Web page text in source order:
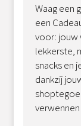
Waag een
een
voor: jouw
lekkerste,
snacks en
dankzij